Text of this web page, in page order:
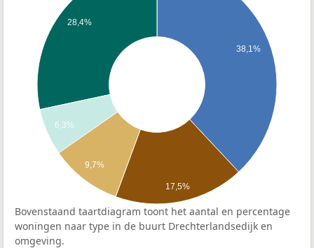
38,1%
28,4%
6,3%
9,7%
17,5%
Bovenstaand taartdiagram toont het aantal en percentage
woningen naar type in de buurt Drechterlandsedijk en
omgeving.